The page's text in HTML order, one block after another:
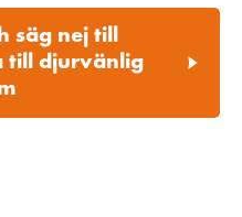
säg nej till
till djurvänlig